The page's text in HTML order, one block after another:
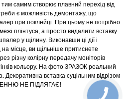
тим самим створює плавний перехід від
є можливість демонтажу, що
при поклейці. При цьому не потрібно
плінтуса, а просто видалити вставку
у щілину. Виконавши ці дії і
місце, ви щільніше притиснете
різну колірну передачу моніторів
кольору. На фото ЗРАЗОК реальний
вставка суцільним відрізом
НЕ ПІДЛЯГАЄ!